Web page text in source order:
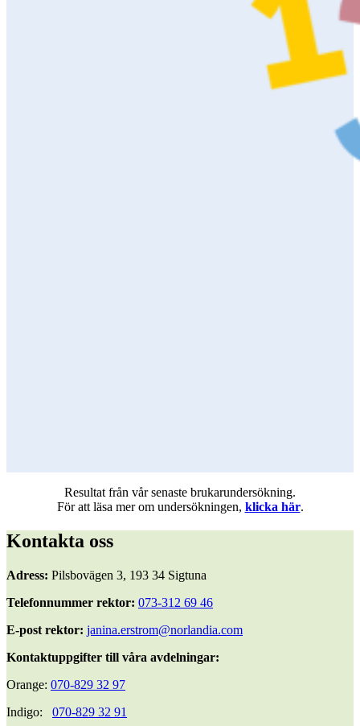
Resultat från vår senaste brukarundersökning.
För att läsa mer om undersökningen, klicka här.
Kontakta oss
Adress: Pilsbovägen 3, 193 34 Sigtuna
Telefonnummer rektor: 073-312 69 46
E-post rektor: janina.erstrom@norlandia.com
Kontaktuppgifter till våra avdelningar:
Orange: 070-829 32 97
Indigo: 070-829 32 91